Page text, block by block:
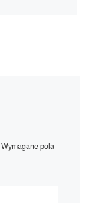
Wymagane pola